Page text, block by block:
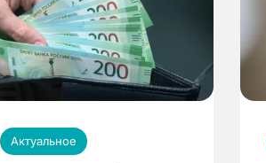
Актуальное